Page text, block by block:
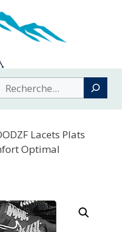
Buscar
Lacets Plats
Optimal